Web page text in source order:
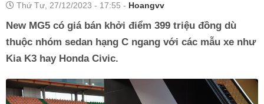
Thứ Tư, 27/12/2023 - 17:55 - Hoangvv
New MG5 có giá bán khởi điểm 399 triệu đồng dù
thuộc nhóm sedan hạng C ngang với các mẫu xe như
Kia K3 hay Honda Civic.